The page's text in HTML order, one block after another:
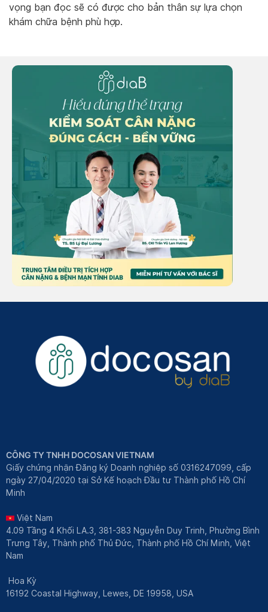
vọng bạn đọc sẽ có được cho bản thân sự lựa chọn
khám chữa bệnh phù hợp.
CÔNG TY TNHH DOCOSAN VIETNAM
Giấy chứng nhận Đăng ký Doanh nghiệp số 0316247099, cấp
ngày 27/04/2020 tại Sở Kế hoạch Đầu tư Thành phố Hồ Chí
Minh
Việt Nam
4.09 Tầng 4 Khối LA.3, 381-383 Nguyễn Duy Trinh, Phường Bình
Trưng Tây, Thành phố Thủ Đức, Thành phố Hồ Chí Minh, Việt
Nam
Hoa Kỳ
16192 Coastal Highway, Lewes, DE 19958, USA